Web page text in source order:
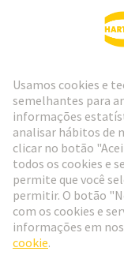
Social Media
Portugal